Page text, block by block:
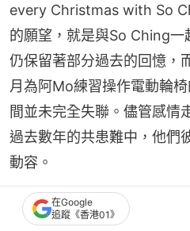
every Christmas with So
的願望，就是與So Ching一
仍保留著部分過去的回憶，
月為阿Mo練習操作電動輪
間並未完全失聯。儘管感情
過去數年的共患難中，他們
動容。
在Google
追蹤《香港01》